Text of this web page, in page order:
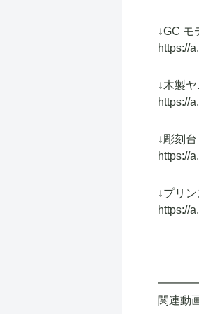
↓GC モ
https://
↓木製ヤ
https://
↓彫刻台
https://
↓プリ
https://
関連動